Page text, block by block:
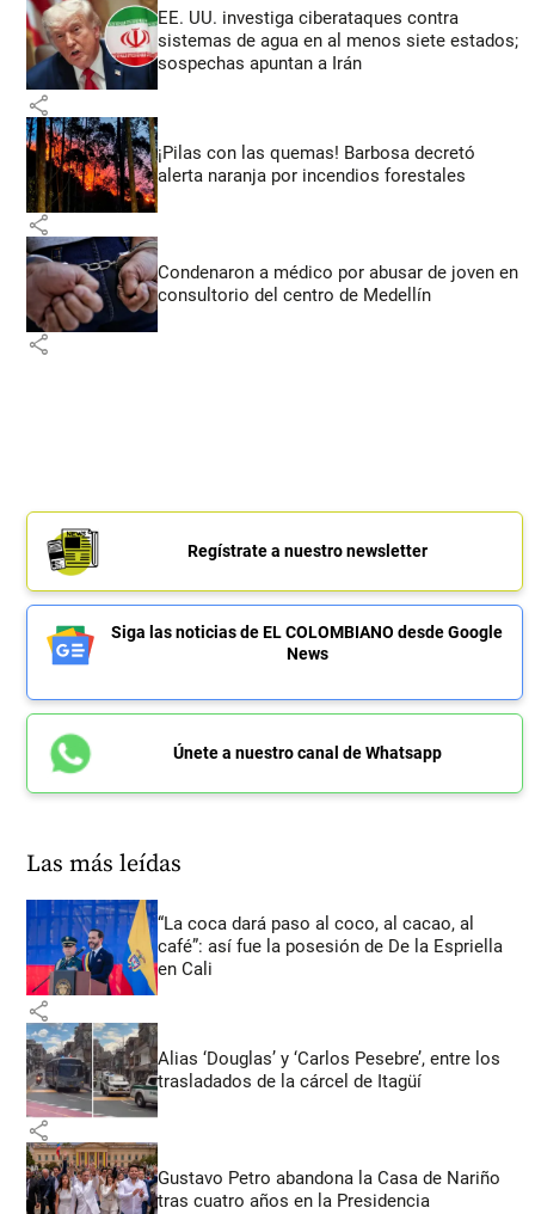
EE. UU. investiga ciberataques contra
sistemas de agua en al menos siete estados;
sospechas apuntan a Irán
share
¡Pilas con las quemas! Barbosa decretó
alerta naranja por incendios forestales
share
Condenaron a médico por abusar de joven en
consultorio del centro de Medellín
share
Regístrate a nuestro newsletter
Siga las noticias de EL COLOMBIANO desde Google
News
Únete a nuestro canal de Whatsapp
Las más leídas
“La coca dará paso al coco, al cacao, al
café”: así fue la posesión de De la Espriella
en Cali
share
Alias ‘Douglas’ y ‘Carlos Pesebre’, entre los
trasladados de la cárcel de Itagüí
share
Gustavo Petro abandona la Casa de Nariño
tras cuatro años en la Presidencia